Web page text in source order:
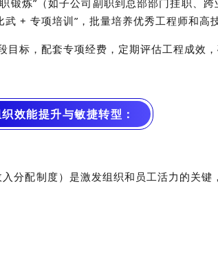
锻炼”（如子公司副职到总部部门挂职、
+ 专项培训”，批量培养优秀工程师和高
标，配套专项经费，定期评估工程成效，
效能提升与敏捷转型：
分配制度）是激发组织和员工活力的关